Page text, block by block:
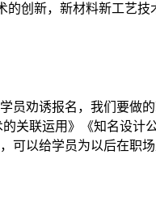
创新，新材料新工艺技
员劝诱报名，我们要做
关联运用》《知名设
可以给学员为以后在职场